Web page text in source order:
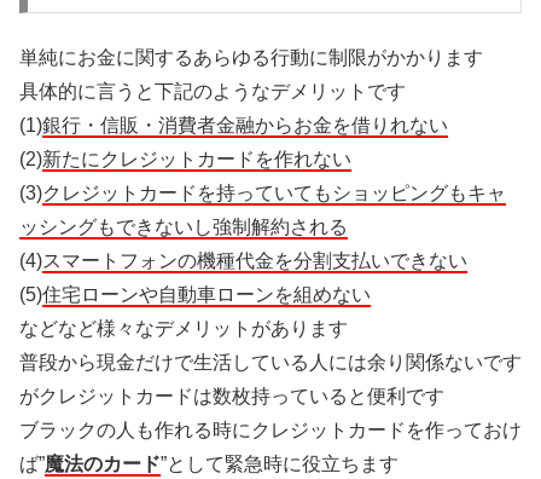
単純にお金に関するあらゆる行動に制限がかかります
具体的に言うと下記のようなデメリットです
(1)銀行・信販・消費者金融からお金を借りれない
(2)新たにクレジットカードを作れない
(3)クレジットカードを持っていてもショッピングもキャ
ッシングもできないし強制解約される
(4)スマートフォンの機種代金を分割支払いできない
(5)住宅ローンや自動車ローンを組めない
などなど様々なデメリットがあります
普段から現金だけで生活している人には余り関係ないです
がクレジットカードは数枚持っていると便利です
ブラックの人も作れる時にクレジットカードを作っておけ
ば”魔法のカード”として緊急時に役立ちます